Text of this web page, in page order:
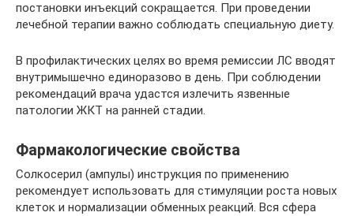
постановки инъекций сокращается. При проведении
лечебной терапии важно соблюдать специальную диету.
В профилактических целях во время ремиссии ЛС вводят
внутримышечно единоразово в день. При соблюдении
рекомендаций врача удастся излечить язвенные
патологии ЖКТ на ранней стадии.
Фармакологические свойства
Солкосерил (ампулы) инструкция по применению
рекомендует использовать для стимуляции роста новых
клеток и нормализации обменных реакций. Вся сфера